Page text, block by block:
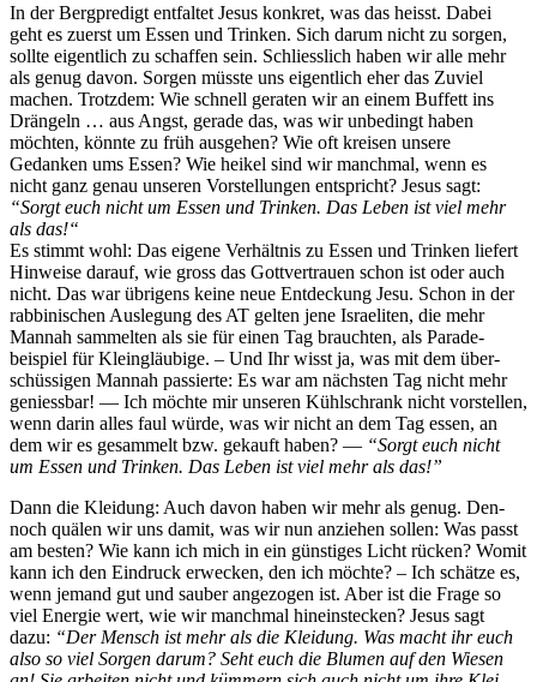
In der Berg­predigt ent­fal­tet Jesus konkret, was das heisst. Dabei
geht es zuerst um Essen und Trinken. Sich darum nicht zu sor­gen,
sollte eigentlich zu schaf­fen sein. Schliesslich haben wir alle mehr
als genug davon. Sor­gen müsste uns eigentlich eher das Zuviel
machen. Trotz­dem: Wie schnell ger­at­en wir an einem Buf­fett ins
Drän­geln … aus Angst, ger­ade das, was wir unbe­d­ingt haben
möcht­en, kön­nte zu früh aus­ge­hen? Wie oft kreisen unsere
Gedanken ums Essen? Wie heikel sind wir manch­mal, wenn es
nicht ganz genau unseren Vorstel­lun­gen entspricht? Jesus sagt:
“Sorgt euch nicht um Essen und Trinken. Das Leben ist viel mehr
als das!“
Es stimmt wohl: Das eigene Ver­hält­nis zu Essen und Trinken liefert
Hin­weise darauf, wie gross das Gottver­trauen schon ist oder auch
nicht. Das war übri­gens keine neue Ent­deck­ung Jesu. Schon in der
rab­binis­chen Ausle­gung des AT gel­ten jene Israeliten, die mehr
Man­nah sam­melten als sie für einen Tag braucht­en, als Parade­
beispiel für Kle­ingläu­bige. – Und Ihr wisst ja, was mit dem über­
schüs­si­gen Man­nah passierte: Es war am näch­sten Tag nicht mehr
geniess­bar! — Ich möchte mir unseren Kühlschrank nicht vorstellen,
wenn darin alles faul würde, was wir nicht an dem Tag essen, an
dem wir es gesam­melt bzw. gekauft haben? — “Sorgt euch nicht
um Essen und Trinken. Das Leben ist viel mehr als das!”
Dann die Klei­dung: Auch davon haben wir mehr als genug. Den­
noch quälen wir uns damit, was wir nun anziehen sollen: Was passt
am besten? Wie kann ich mich in ein gün­stiges Licht rück­en? Wom­it
kann ich den Ein­druck erweck­en, den ich möchte? – Ich schätze es,
wenn jemand gut und sauber ange­zo­gen ist. Aber ist die Frage so
viel Energie wert, wie wir manch­mal hine­in­steck­en? Jesus sagt
dazu: “Der Men­sch ist mehr als die Klei­dung. Was macht ihr euch
also so viel Sor­gen darum? Seht euch die Blu­men auf den Wiesen